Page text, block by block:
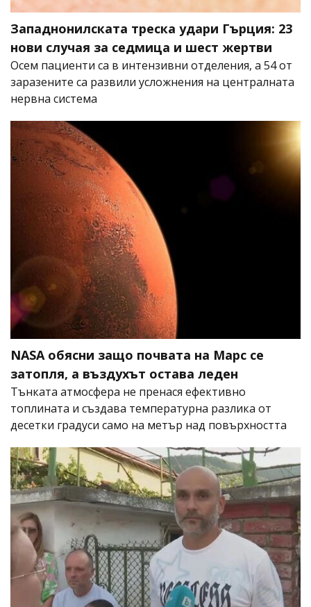
Западнонилската треска удари Гърция: 23
нови случая за седмица и шест жертви
Осем пациенти са в интензивни отделения, а 54 от
заразените са развили усложнения на централната
нервна система
NASA обясни защо почвата на Марс се
затопля, а въздухът остава леден
Тънката атмосфера не пренася ефективно
топлината и създава температурна разлика от
десетки градуси само на метър над повърхността